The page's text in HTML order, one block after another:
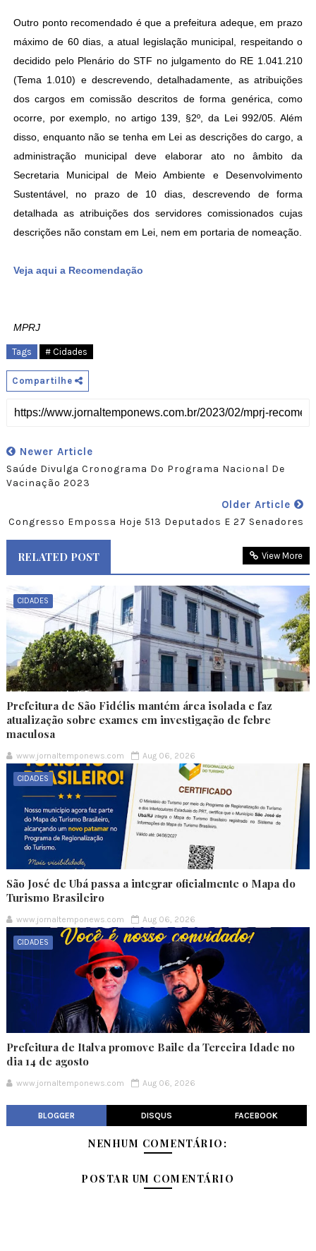
Outro ponto recomendado é que a prefeitura adeque, em prazo
máximo de 60 dias, a atual legislação municipal, respeitando o
decidido pelo Plenário do STF no julgamento do RE 1.041.210
(Tema 1.010) e descrevendo, detalhadamente, as atribuições
dos cargos em comissão descritos de forma genérica, como
ocorre, por exemplo, no artigo 139, §2º, da Lei 992/05. Além
disso, enquanto não se tenha em Lei as descrições do cargo, a
administração municipal deve elaborar ato no âmbito da
Secretaria Municipal de Meio Ambiente e Desenvolvimento
Sustentável, no prazo de 10 dias, descrevendo de forma
detalhada as atribuições dos servidores comissionados cujas
descrições não constam em Lei, nem em portaria de nomeação.
Veja aqui a Recomendação
MPRJ
Tags # Cidades
Compartilhe
Newer Article
Saúde Divulga Cronograma Do Programa Nacional De
Vacinação 2023
Older Article
Congresso Empossa Hoje 513 Deputados E 27 Senadores
RELATED POST View More
CIDADES
Prefeitura de São Fidélis mantém área isolada e faz
atualização sobre exames em investigação de febre
maculosa
www.jornaltemponews.com Aug 06, 2026
CIDADES
São José de Ubá passa a integrar oficialmente o Mapa do
Turismo Brasileiro
www.jornaltemponews.com Aug 06, 2026
CIDADES
Prefeitura de Italva promove Baile da Terceira Idade no
dia 14 de agosto
www.jornaltemponews.com Aug 06, 2026
BLOGGER DISQUS FACEBOOK
NENHUM COMENTÁRIO:
POSTAR UM COMENTÁRIO